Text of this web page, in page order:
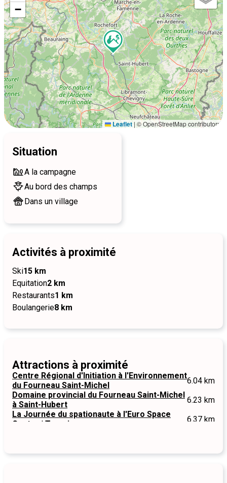
−
Leaflet | © OpenStreetMap contributors
Situation
A la campagne
Au bord des champs
Dans un village
Activités à proximité
Ski15 km
Equitation2 km
Restaurants1 km
Boulangerie8 km
Attractions à proximité
Centre Régional d'Initiation à l'Environnement
du Fourneau Saint-Michel
6.04 km
Domaine provincial du Fourneau Saint-Michel
à Saint-Hubert
6.23 km
La Journée du spationaute à l'Euro Space
Center | Transinne
6.37 km